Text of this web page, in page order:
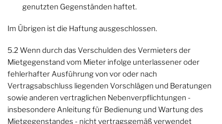
genutzten Gegenständen haftet.
Im Übrigen ist die Haftung ausgeschlossen.
5.2 Wenn durch das Verschulden des Vermieters der
Mietgegenstand vom Mieter infolge unterlassener oder
fehlerhafter Ausführung von vor oder nach
Vertragsabschluss liegenden Vorschlägen und Beratungen
sowie anderen vertraglichen Nebenverpflichtungen -
insbesondere Anleitung für Bedienung und Wartung des
Mietgegenstandes - nicht vertragsgemäß verwendet